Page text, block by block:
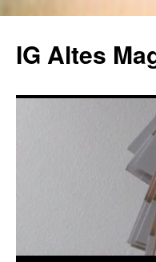
springen
IG Altes